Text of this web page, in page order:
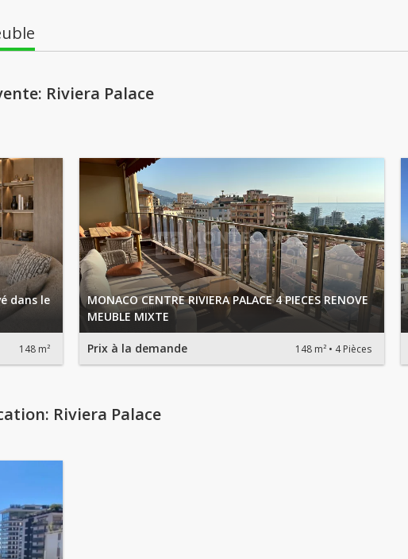
Riviera Palace
dans le
148 m²
MONACO CENTRE RIVIERA PALACE 4 PIECES RENOVE
MEUBLE MIXTE
Prix à la demande 148 m² 4 Pièces
Riviera Palace